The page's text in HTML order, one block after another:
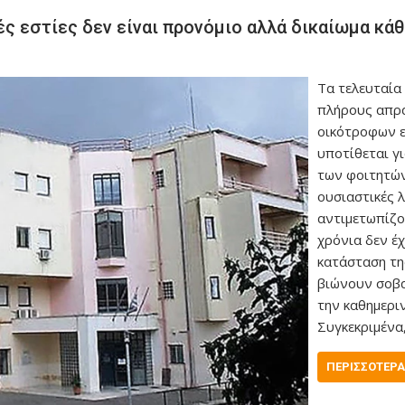
εστίες δεν είναι προνόμιο αλλά δικαίωμα
Τα
πλήρους
οικότροφων
υποτίθεται
των
χρόνια δεν
κατάσταση
βιώνουν
την
ΠΕΡΙΣΣΌΤΕΡΑ